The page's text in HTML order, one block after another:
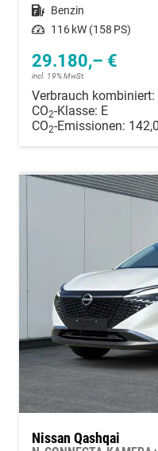
Kraftstoff Benzin
Leistung 116 kW (158 PS)
29.180,– €
incl. 19% MwSt.
Verbrauch kombiniert:
CO2-Klasse: E
CO2-Emissionen:
Nissan Qashqai